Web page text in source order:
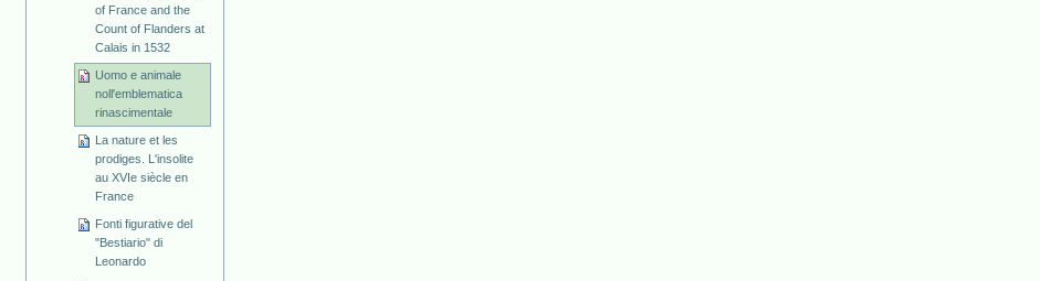
of France and the
Count of Flanders at
Calais in 1532
Uomo e animale
noll'emblematica
rinascimentale
La nature et les
prodiges. L'insolite
au XVIe siècle en
France
Fonti figurative del
"Bestiario" di
Leonardo